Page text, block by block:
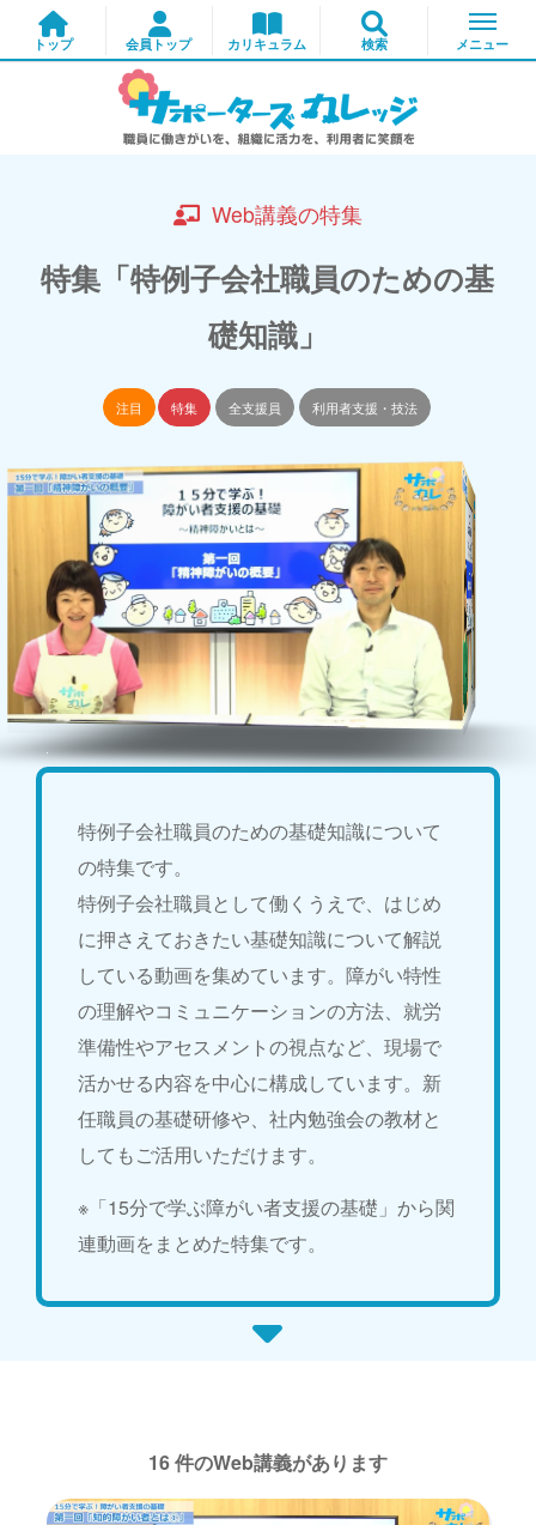
Web講義の特集
特集「特例子会社職員のための基
礎知識」
注目 特集 全支援員 利用者支援・技法
特例子会社職員のための基礎知識について
の特集です。
特例子会社職員として働くうえで、はじめ
に押さえておきたい基礎知識について解説
している動画を集めています。障がい特性
の理解やコミュニケーションの方法、就労
準備性やアセスメントの視点など、現場で
活かせる内容を中心に構成しています。新
任職員の基礎研修や、社内勉強会の教材と
してもご活用いただけます。
※「15分で学ぶ障がい者支援の基礎」から関
連動画をまとめた特集です。
16 件のWeb講義があります